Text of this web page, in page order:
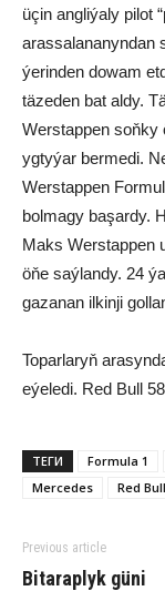
üçin angliýaly pilot
arassalananyndan
ýerinden dowam
täzeden bat aldy.
Werstappen soňky
ygtyýar bermedi.
Werstappen
bolmagy başardy.
Maks Werstappen
öňe saýlandy. 24
gazanan ilkinji
Toparlaryň
eýeledi. Red Bull
ТЕГИ Formula 1
Mercedes
Red Bull
Previous article
Bitaraplyk güni